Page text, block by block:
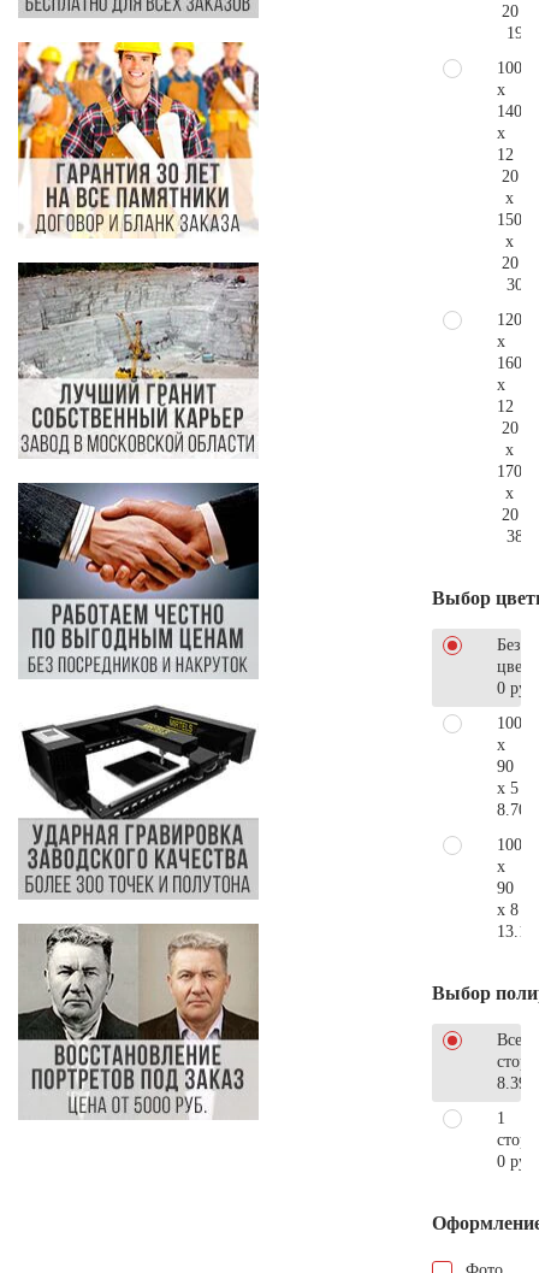
20
100
x
140
x
12
20
x
150
x
20
120
x
160
x
12
20
x
170
x
20
Выбор
Без
0 руб.
100
x
90
x 5
100
x
90
x 8
Выбор
Все
1
0 руб.